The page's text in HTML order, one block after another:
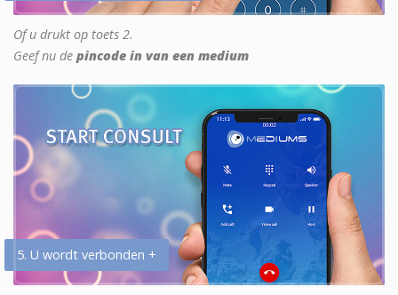
Of u drukt op toets 2.
Geef nu de pincode in van een medium
5. U wordt verbonden +